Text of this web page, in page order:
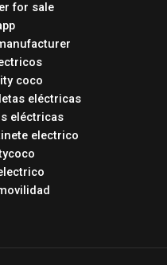
for sale
coco
eléctricas
eléctricas
electrico